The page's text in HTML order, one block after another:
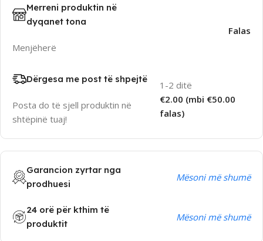
Merreni produktin në
dyqanet tona
Menjëherë
Falas
Dërgesa me post të shpejtë
Posta do të sjell produktin në
shtëpinë tuaj!
1-2 ditë
€2.00 (mbi €50.00
falas)
Garancion zyrtar nga
prodhuesi
Mësoni më shumë
24 orë për kthim të
produktit
Mësoni më shumë